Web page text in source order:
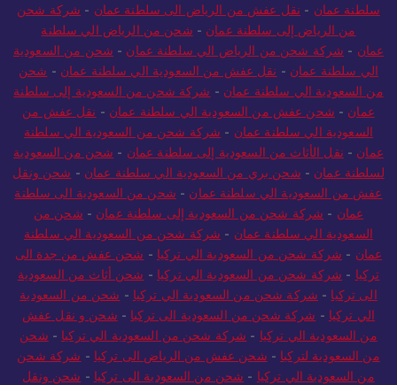
سلطنة عمان - نقل عفش من الرياض الى سلطنة عمان - شركة شحن
من الرياض إلى سلطنة عمان - شحن من الرياض الي سلطنة
عمان - شركة شحن من الرياض الي سلطنة عمان - شحن من السعودية
الي سلطنة عمان - نقل عفش من السعودية الي سلطنة عمان - شحن
من السعودية الي سلطنة عمان - شركة شحن من السعودية إلى سلطنة
عمان - شحن عفش من السعودية الي سلطنة عمان - نقل عفش من
السعودية الي سلطنة عمان - شركة شحن من السعودية الي سلطنة
عمان - نقل الأثاث من السعودية إلى سلطنة عمان - شحن من السعودية
لسلطنة عمان - شحن بري من السعودية الي سلطنة عمان - شحن ونقل
عفش من السعودية الي سلطنة عمان - شحن من السعودية الى سلطنة
عمان - شركة شحن من السعودية إلى سلطنة عمان - شحن من
السعودية الي سلطنة عمان - شركة شحن من السعودية الي سلطنة
عمان - شركة شحن من السعودية الي تركيا - شحن عفش من جدة الى
تركيا - شركة شحن من السعودية الي تركيا - شحن أثاث من السعودية
الى تركيا - شركة شحن من السعودية الي تركيا - شحن من السعودية
الي تركيا - شركة شحن من السعودية الى تركيا - شحن و نقل عفش
من السعودية الي تركيا - شركة شحن من السعودية الي تركيا - شحن
من السعودية لتركيا - شحن عفش من الرياض الى تركيا - شركة شحن
من السعودية الي تركيا - شحن من السعودية الى تركيا - شحن ونقل